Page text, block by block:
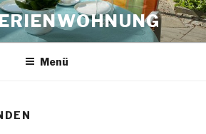
Menü